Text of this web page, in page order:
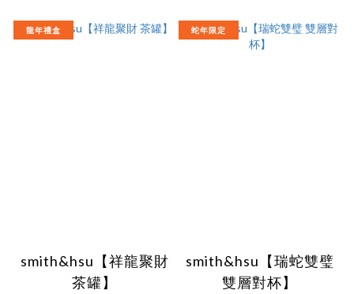
龍年禮盒
smith&hsu【祥龍聚財
茶罐】
蛇年限定
smith&hsu【瑞蛇雙璧
雙層對杯】